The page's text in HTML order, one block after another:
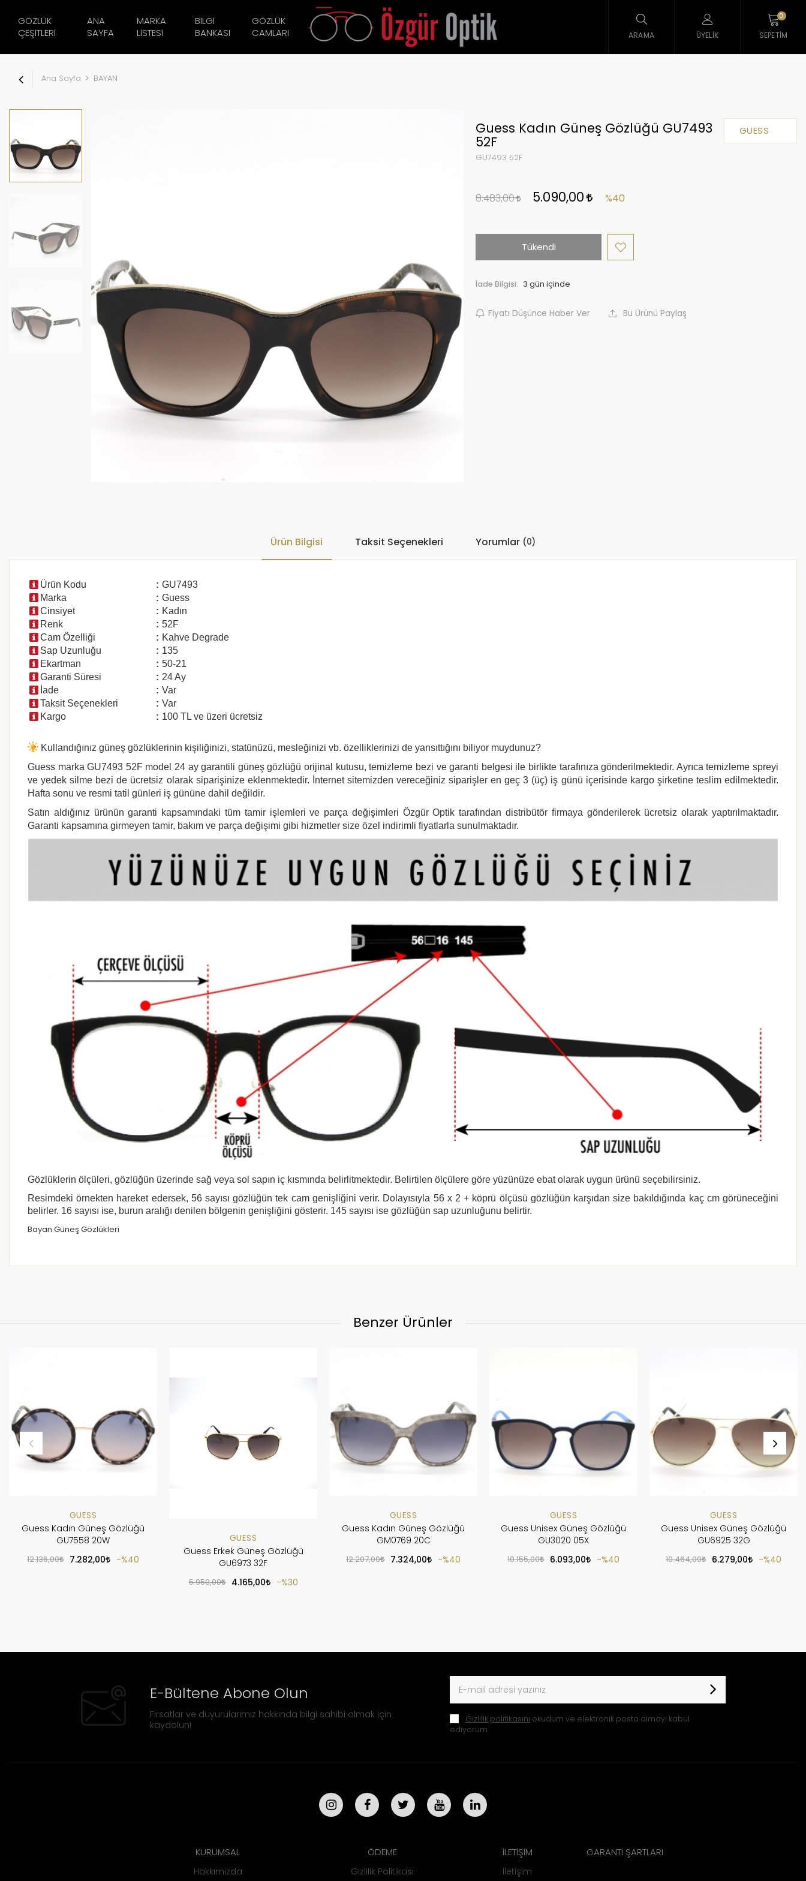
GÖZLÜK
ÇEŞITLERI
ANA
SAYFA
MARKA
LISTESI
BILGI
BANKASI
GÖZLÜK
CAMLARI
ARAMA ÜYELIK
0
SEPETIM
Ana Sayfa BAYAN
GUESS
Guess Kadın Güneş Gözlüğü GU7493
52F
GU7493 52F
8.483,00 5.090,00 %40
Tükendi
İade Bilgisi:
Fiyatı Düşünce Haber Ver Bu Ürünü Paylaş
Ürün Bilgisi Taksit Seçenekleri Yorumlar (0)
Ürün Kodu : GU7493
Marka
: Guess
Cinsiyet
: Kadın
Renk
: 52F
Cam Özelliği
: Kahve Degrade
Sap Uzunluğu
: 135
Ekartman
: 50-21
Garanti Süresi
: 24 Ay
İade
: Var
Taksit Seçenekleri
: Var
Kargo
: 100 TL ve üzeri ücretsiz
Kullandığınız güneş gözlüklerinin kişiliğinizi, statünüzü, mesleğinizi vb. özelliklerinizi de yansıttığını biliyor muydunuz?
Guess marka GU7493 52F model 24 ay garantili güneş gözlüğü orijinal kutusu, temizleme bezi ve garanti belgesi ile birlikte tarafınıza gönderilmektedir. Ayrıca temizleme spreyi
ve yedek silme bezi de ücretsiz olarak siparişinize eklenmektedir. İnternet sitemizden vereceğiniz siparişler en geç 3 (üç) iş günü içerisinde kargo şirketine teslim edilmektedir.
Hafta sonu ve resmi tatil günleri iş gününe dahil değildir.
Satın aldığınız ürünün garanti kapsamındaki tüm tamir işlemleri ve parça değişimleri Özgür Optik tarafından distribütör firmaya gönderilerek ücretsiz olarak yaptırılmaktadır.
Garanti kapsamına girmeyen tamir, bakım ve parça değişimi gibi hizmetler size özel indirimli fiyatlarla sunulmaktadır.
Gözlüklerin ölçüleri, gözlüğün üzerinde sağ veya sol sapın iç kısmında belirlitmektedir. Belirtilen ölçülere göre yüzünüze ebat olarak uygun ürünü seçebilirsiniz.
Resimdeki örnekten hareket edersek, 56 sayısı gözlüğün tek cam genişliğini verir. Dolayısıyla 56 x 2 + köprü ölçüsü gözlüğün karşıdan size bakıldığında kaç cm görüneceğini
belirler. 16 sayısı ise, burun aralığı denilen bölgenin genişliğini gösterir. 145 sayısı ise gözlüğün sap uzunluğunu belirtir.
Bayan Güneş Gözlükleri
Benzer Ürünler
GUESS
Guess Kadın Güneş Gözlüğü
GU7558 20W
12.136,00 7.282,00 %40
GUESS
Guess Erkek Güneş Gözlüğü
GU6973 32F
5.950,00 4.165,00 %30
GUESS
Guess Kadın Güneş Gözlüğü
GM0769 20C
12.207,00 7.324,00 %40
GUESS
Guess Unisex Güneş Gözlüğü
GU3020 05X
10.155,00 6.093,00 %40
GUESS
Guess Unisex Güneş Gözlüğü
GU6925 32G
10.464,00 6.279,00 %40
E-Bültene Abone Olun
Fırsatlar ve duyurularımız hakkında bilgi sahibi olmak için
kaydolun!
Gizlilik politikasını okudum ve elektronik posta almayı kabul
ediyorum.
KURUMSAL
Hakkımızda
ÖDEME
Gizlilik Politikası
İLETİŞİM
İletişim
GARANTİ ŞARTLARI